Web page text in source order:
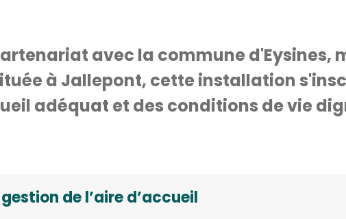
avec la commune
à Jallepont, cette installation
adéquat et des conditions de vie
de l’aire d’accueil